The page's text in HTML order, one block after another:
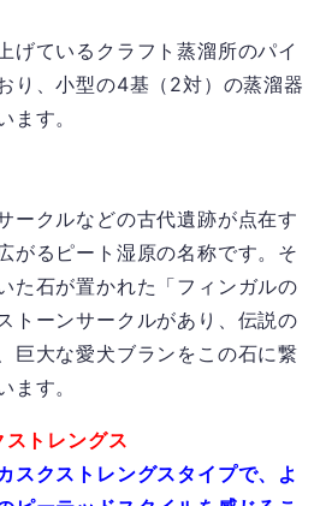
げているクラフト蒸溜所のパイ
り、小型の4基（2対）の蒸溜器
ます。
ークルなどの古代遺跡が点在す
がる ピート湿原の名称です。そ
た石が置かれた 「フィンガルの
トーンサークルがあり、伝説の
巨大な愛犬ブランを この石に繋
ます。
トレングス
スクストレングスタイプで、よ